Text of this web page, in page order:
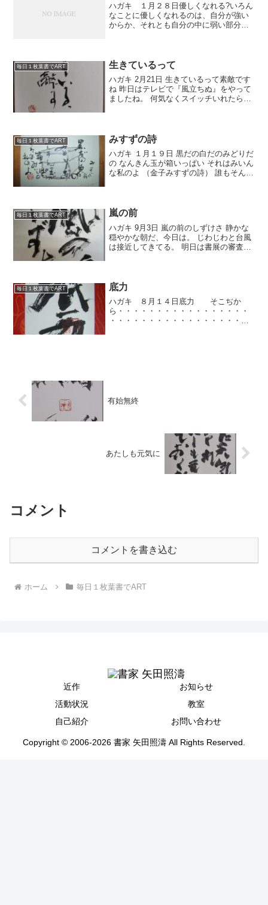
ハガキ １月２８日優しくなれる?いろん
なことに優しくなれるのは、自分が強い
からか、それとも自分の中に弱い部分も
があり、昼前から妻と出か...
毎日１枚葉書でART 生きているって
ハガキ 2月21日 生きているって素敵です
ね 昨日はテレビで『風立ちぬ』をやって
ましたね。 何気なくスイッチいれたらち
敵ですね...
毎日１枚葉書でART みすずの詩
ハガキ １月１９日 黒だの白だのみどりだ
の なんきん玉が箱いっぱい それはみいん
な私のよ （金子みすずの詩） 誰もそんな
毎日１枚葉書でART 嵐の前
ハガキ 9月3日 嵐の前のしずけさ 静かな
穏やかな朝だ、今日は。 じわじわと台風
は接近してきてる。 明日は書展の審査が
毎日１枚葉書でART 底力
ハガキ ８月１４日底力 そこぢか
ら・・・・・・・・・・・・・・・・・
・・・・・・・・・・・・・・・・・・
有始無終
あたしも元気に
コメント
コメントを書き込む
ホーム 毎日１枚葉書でART
近作
お知らせ
活動状況
教室
自己紹介
お問い合わせ
Copyright © 2006-2026 書家 矢田照濤 All Rights Reserved.